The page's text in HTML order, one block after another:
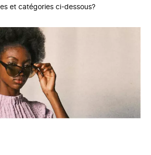
et catégories ci-dessous?